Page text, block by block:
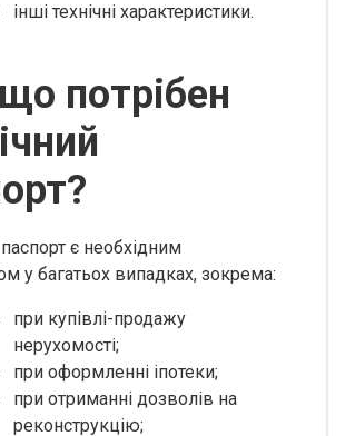
інші технічні характеристики.
потрібен
є необхідним
у багатьох випадках, зокрема:
при купівлі-продажу
нерухомості;
при оформленні іпотеки;
при отриманні дозволів на
реконструкцію;